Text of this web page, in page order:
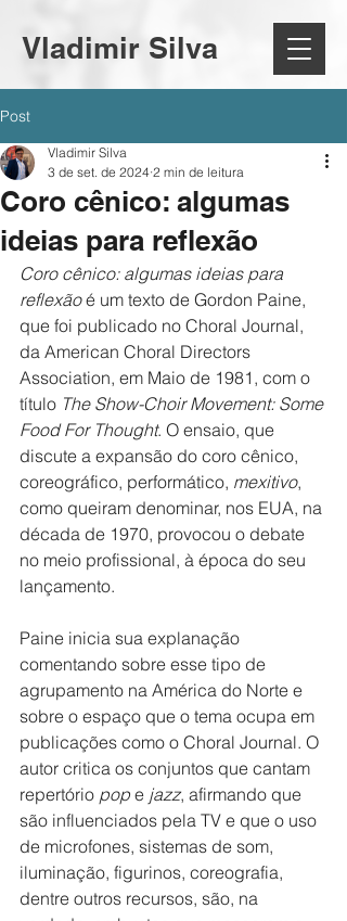
Vladimir Silva
Post
Coro cênico: algumas
ideias para reflexão
Vladimir Silva
3 de set. de 2024 2 min de leitura
Coro cênico: algumas ideias para
reflexão é um texto de Gordon Paine,
que foi publicado no Choral Journal,
da American Choral Directors
Association, em Maio de 1981, com o
título The Show-Choir Movement: Some
Food For Thought. O ensaio, que
discute a expansão do coro cênico,
coreográfico, performático, mexitivo,
como queiram denominar, nos EUA, na
década de 1970, provocou o debate
no meio profissional, à época do seu
lançamento.
Paine inicia sua explanação
comentando sobre esse tipo de
agrupamento na América do Norte e
sobre o espaço que o tema ocupa em
publicações como o Choral Journal. O
autor critica os conjuntos que cantam
repertório pop e jazz, afirmando que
são influenciados pela TV e que o uso
de microfones, sistemas de som,
iluminação, figurinos, coreografia,
dentre outros recursos, são, na